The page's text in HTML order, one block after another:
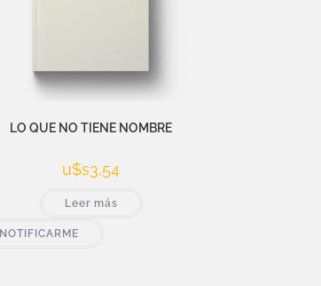
LO QUE NO TIENE NOMBRE
u$s3,54
Leer más
NOTIFICARME